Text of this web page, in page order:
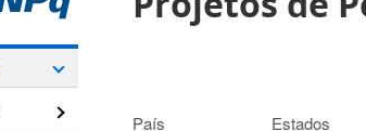
País Estados